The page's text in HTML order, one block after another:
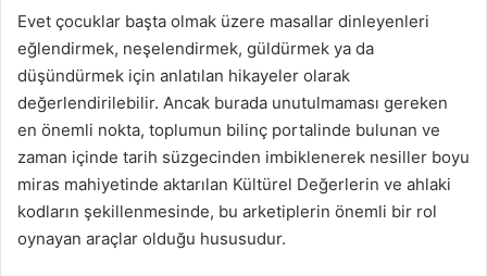
Evet çocuklar başta olmak üzere masallar dinleyenleri
eğlendirmek, neşelendirmek, güldürmek ya da
düşündürmek için anlatılan hikayeler olarak
değerlendirilebilir. Ancak burada unutulmaması gereken
en önemli nokta, toplumun bilinç portalinde bulunan ve
zaman içinde tarih süzgecinden imbiklenerek nesiller boyu
miras mahiyetinde aktarılan Kültürel Değerlerin ve ahlaki
kodların şekillenmesinde, bu arketiplerin önemli bir rol
oynayan araçlar olduğu hususudur.